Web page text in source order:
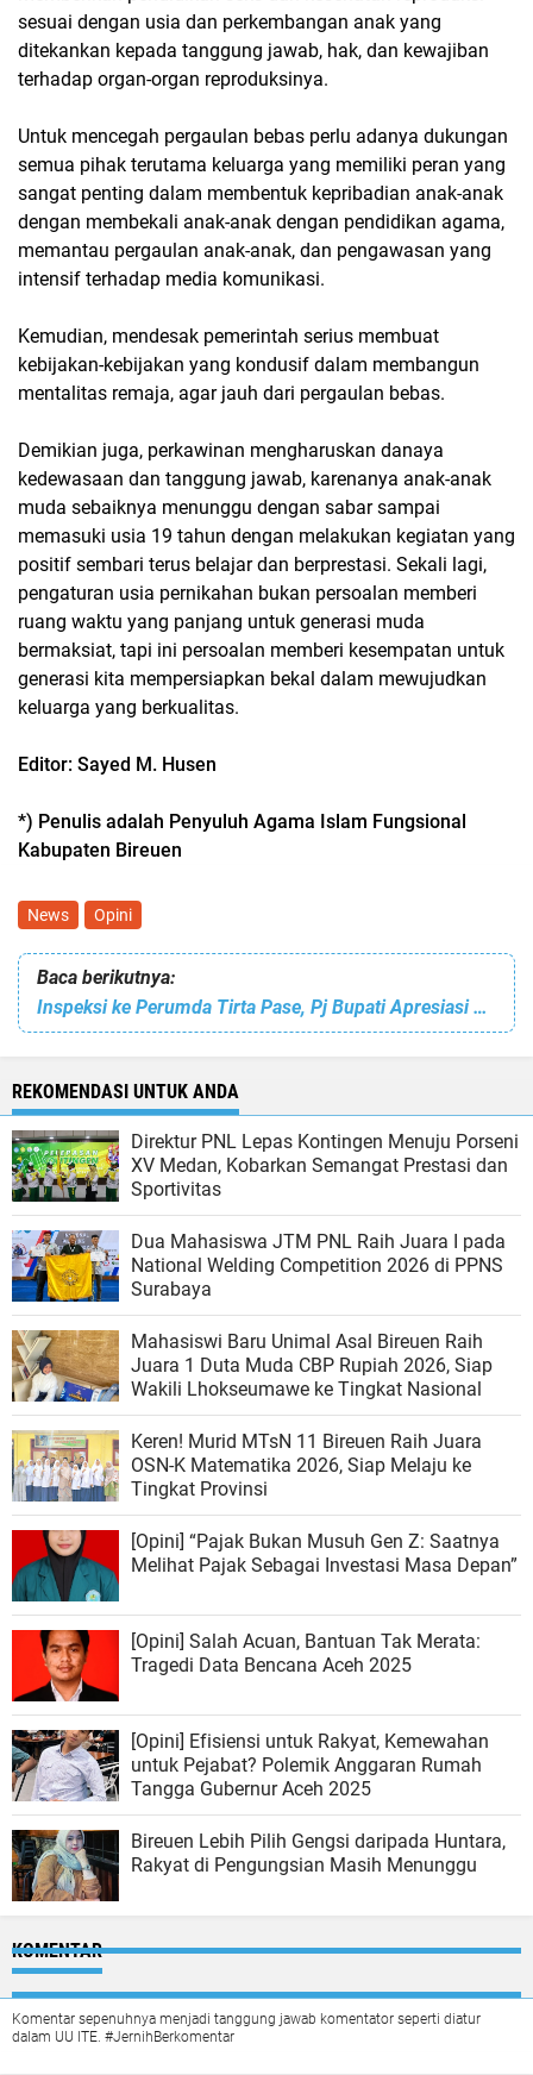
sesuai dengan usia dan perkembangan anak yang
ditekankan kepada tanggung jawab, hak, dan kewajiban
terhadap organ-organ reproduksinya.
Untuk mencegah pergaulan bebas perlu adanya dukungan
semua pihak terutama keluarga yang memiliki peran yang
sangat penting dalam membentuk kepribadian anak-anak
dengan membekali anak-anak dengan pendidikan agama,
memantau pergaulan anak-anak, dan pengawasan yang
intensif terhadap media komunikasi.
Kemudian, mendesak pemerintah serius membuat
kebijakan-kebijakan yang kondusif dalam membangun
mentalitas remaja, agar jauh dari pergaulan bebas.
Demikian juga, perkawinan mengharuskan danaya
kedewasaan dan tanggung jawab, karenanya anak-anak
muda sebaiknya menunggu dengan sabar sampai
memasuki usia 19 tahun dengan melakukan kegiatan yang
positif sembari terus belajar dan berprestasi. Sekali lagi,
pengaturan usia pernikahan bukan persoalan memberi
ruang waktu yang panjang untuk generasi muda
bermaksiat, tapi ini persoalan memberi kesempatan untuk
generasi kita mempersiapkan bekal dalam mewujudkan
keluarga yang berkualitas.
Editor: Sayed M. Husen
*) Penulis adalah Penyuluh Agama Islam Fungsional
Kabupaten Bireuen
News Opini
Baca berikutnya:
Inspeksi ke Perumda Tirta Pase, Pj Bupati Apresiasi Perubahan Kinerja Manajemen Baru
REKOMENDASI UNTUK ANDA
Direktur PNL Lepas Kontingen Menuju Porseni
XV Medan, Kobarkan Semangat Prestasi dan
Sportivitas
Dua Mahasiswa JTM PNL Raih Juara I pada
National Welding Competition 2026 di PPNS
Surabaya
Mahasiswi Baru Unimal Asal Bireuen Raih
Juara 1 Duta Muda CBP Rupiah 2026, Siap
Wakili Lhokseumawe ke Tingkat Nasional
Keren! Murid MTsN 11 Bireuen Raih Juara
OSN-K Matematika 2026, Siap Melaju ke
Tingkat Provinsi
[Opini] “Pajak Bukan Musuh Gen Z: Saatnya
Melihat Pajak Sebagai Investasi Masa Depan”
[Opini] Salah Acuan, Bantuan Tak Merata:
Tragedi Data Bencana Aceh 2025
[Opini] Efisiensi untuk Rakyat, Kemewahan
untuk Pejabat? Polemik Anggaran Rumah
Tangga Gubernur Aceh 2025
Bireuen Lebih Pilih Gengsi daripada Huntara,
Rakyat di Pengungsian Masih Menunggu
KOMENTAR
Komentar sepenuhnya menjadi tanggung jawab komentator seperti diatur
dalam UU ITE. #JernihBerkomentar